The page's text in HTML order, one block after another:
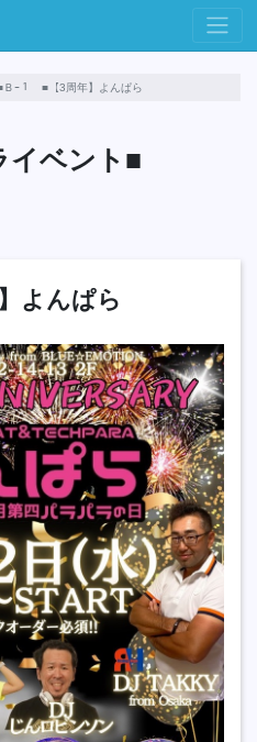
Ｂｰ１ ■【3周年】よんぱら
イベント■
よんぱら